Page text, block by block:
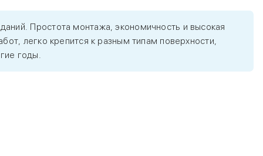
Простота монтажа, экономичность и высокая
легко крепится к разным типам поверхности,
годы.